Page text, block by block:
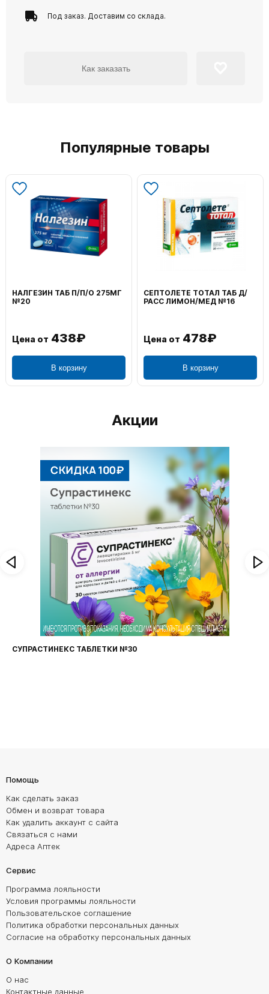
Под заказ. Доставим со склада.
Как заказать
Популярные товары
НАЛГЕЗИН ТАБ П/П/О 275МГ
№20
Цена от 438₽
В корзину
СЕПТОЛЕТЕ ТОТАЛ ТАБ Д/
РАСС ЛИМОН/МЕД №16
Цена от 478₽
В корзину
Акции
СУПРАСТИНЕКС ТАБЛЕТКИ №30
Помощь
Как сделать заказ
Обмен и возврат товара
Как удалить аккаунт с сайта
Связаться с нами
Адреса Аптек
Сервис
Программа лояльности
Условия программы лояльности
Пользовательское соглашение
Политика обработки персональных данных
Согласие на обработку персональных данных
О Компании
О нас
Контактные данные